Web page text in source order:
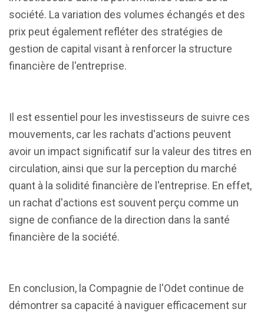
société. La variation des volumes échangés et des
prix peut également refléter des stratégies de
gestion de capital visant à renforcer la structure
financière de l'entreprise.
Il est essentiel pour les investisseurs de suivre ces
mouvements, car les rachats d'actions peuvent
avoir un impact significatif sur la valeur des titres en
circulation, ainsi que sur la perception du marché
quant à la solidité financière de l'entreprise. En effet,
un rachat d'actions est souvent perçu comme un
signe de confiance de la direction dans la santé
financière de la société.
En conclusion, la Compagnie de l'Odet continue de
démontrer sa capacité à naviguer efficacement sur